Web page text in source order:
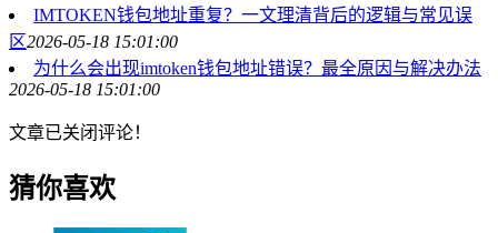
IMTOKEN钱包地址重复？一文理清背后的逻辑与常见误
区2026-05-18 15:01:00
为什么会出现imtoken钱包地址错误？最全原因与解决办法
2026-05-18 15:01:00
文章已关闭评论！
猜你喜欢